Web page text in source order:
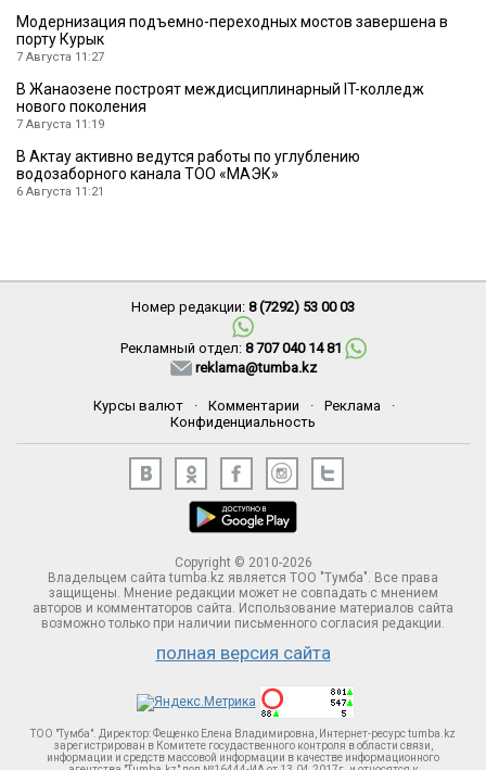
Модернизация подъемно-переходных мостов завершена в
порту Курык
7 Августа 11:27
В Жанаозене построят междисциплинарный IT-колледж
нового поколения
7 Августа 11:19
В Актау активно ведутся работы по углублению
водозаборного канала ТОО «МАЭК»
6 Августа 11:21
Номер редакции: 8 (7292) 53 00 03
Рекламный отдел: 8 707 040 14 81
reklama@tumba.kz
Курсы валют · Комментарии · Реклама
·
Конфиденциальность
Copyright © 2010-2026
Владельцем сайта tumba.kz является ТОО "Тумба". Все права
защищены. Мнение редакции может не совпадать с мнением
авторов и комментаторов сайта. Использование материалов сайта
возможно только при наличии письменного согласия редакции.
полная версия сайта
ТОО "Тумба". Директор: Фещенко Елена Владимировна, Интернет-ресурс tumba.kz
зарегистрирован в Комитете госудаственного контроля в области связи,
информации и средств массовой информации в качестве информационного